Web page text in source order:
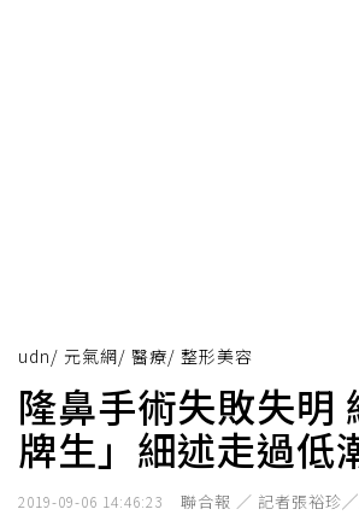
udn/ 元氣網/ 醫療/ 整形美容
隆鼻手術失敗失明
牌生」細述走過低
2019-09-06 14:46:23 聯合報 ／ 記者張裕珍